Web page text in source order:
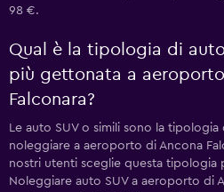
98 €.
Qual è la tipologia di
più gettonata a
Falconara?
Le auto SUV o simili sono la
noleggiare a aeroporto di Ancona
nostri utenti sceglie questa tipologia
Noleggiare auto SUV a aeroporto di